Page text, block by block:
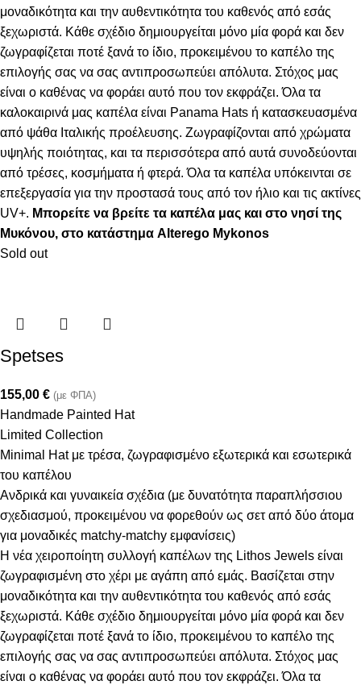
μοναδικότητα και την αυθεντικότητα του καθενός από εσάς
ξεχωριστά. Κάθε σχέδιο δημιουργείται μόνο μία φορά και δεν
ζωγραφίζεται ποτέ ξανά το ίδιο, προκειμένου το καπέλο της
επιλογής σας να σας αντιπροσωπεύει απόλυτα. Στόχος μας
είναι ο καθένας να φοράει αυτό που τον εκφράζει. Όλα τα
καλοκαιρινά μας καπέλα είναι Panama Hats ή κατασκευασμένα
από ψάθα Ιταλικής προέλευσης. Ζωγραφίζονται από χρώματα
υψηλής ποιότητας, και τα περισσότερα από αυτά συνοδεύονται
από τρέσες, κοσμήματα ή φτερά. Όλα τα καπέλα υπόκεινται σε
επεξεργασία για την προστασά τους από τον ήλιο και τις ακτίνες
UV+. Μπορείτε να βρείτε τα καπέλα μας και στο νησί της
Μυκόνου, στο κατάστημα Alterego Mykonos
Sold out
Spetses
155,00 € (με ΦΠΑ)
Handmade Painted Hat
Limited Collection
Minimal Hat με τρέσα, ζωγραφισμένο εξωτερικά και εσωτερικά
του καπέλου
Ανδρικά και γυναικεία σχέδια (με δυνατότητα παραπλήσσιου
σχεδιασμού, προκειμένου να φορεθούν ως σετ από δύο άτομα
για μοναδικές matchy-matchy εμφανίσεις)
Η νέα χειροποίητη συλλογή καπέλων της Lithos Jewels είναι
ζωγραφισμένη στο χέρι με αγάπη από εμάς. Βασίζεται στην
μοναδικότητα και την αυθεντικότητα του καθενός από εσάς
ξεχωριστά. Κάθε σχέδιο δημιουργείται μόνο μία φορά και δεν
ζωγραφίζεται ποτέ ξανά το ίδιο, προκειμένου το καπέλο της
επιλογής σας να σας αντιπροσωπεύει απόλυτα. Στόχος μας
είναι ο καθένας να φοράει αυτό που τον εκφράζει. Όλα τα